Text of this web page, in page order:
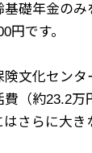
礎年金のみ
円です。
文化センタ
（約23.2万
さらに大き